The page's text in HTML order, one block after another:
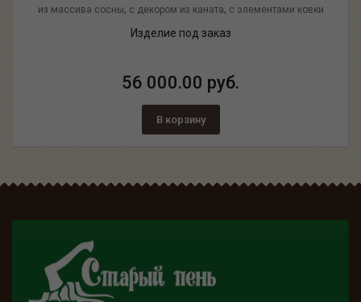
из массива сосны, с декором из каната, с элементами ковки
Изделие под заказ
56 000.00 руб.
В корзину